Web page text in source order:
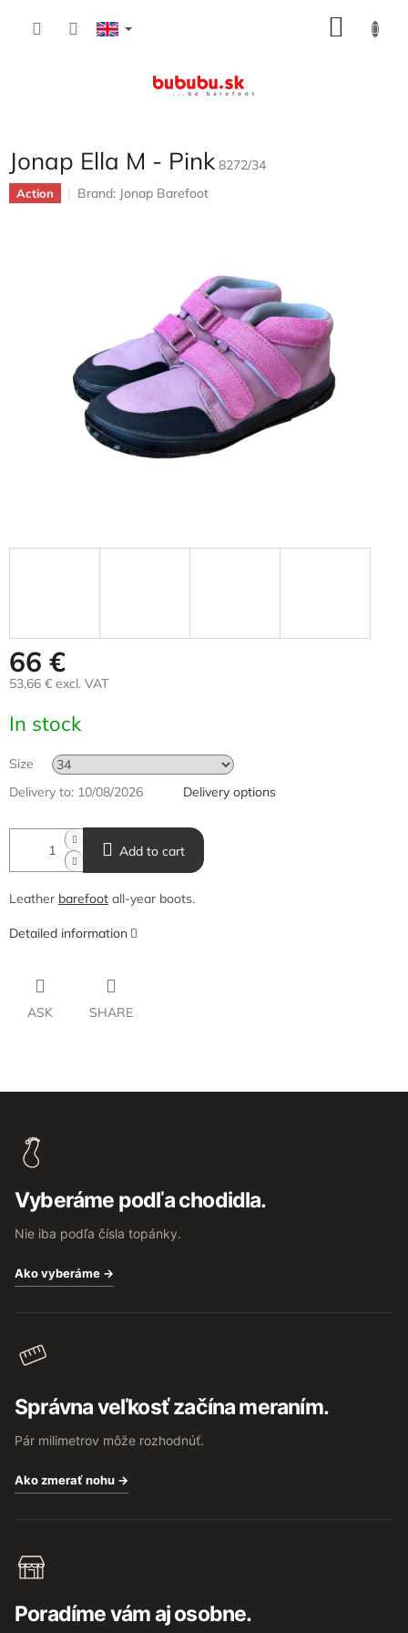
Jonap Ella M - Pink 8272/34
Action Brand: Jonap Barefoot
66 €
53,66 € excl. VAT
price:
In stock
Size
Delivery to: 10/08/2026 Delivery options
Add to cart
Leather barefoot all-year boots.
Detailed information
ASK SHARE
Vyberáme podľa chodidla.
Nie iba podľa čísla topánky.
Ako vyberáme →
Správna veľkosť začína meraním.
Pár milimetrov môže rozhodnúť.
Ako zmerať nohu →
Poradíme vám aj osobne.